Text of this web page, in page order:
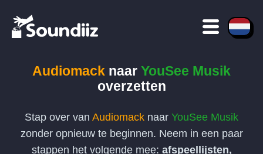
Audiomack naar YouSee Musik
overzetten
Stap over van Audiomack naar YouSee Musik
zonder opnieuw te beginnen. Neem in een paar
stappen het volgende mee: afspeellijsten,